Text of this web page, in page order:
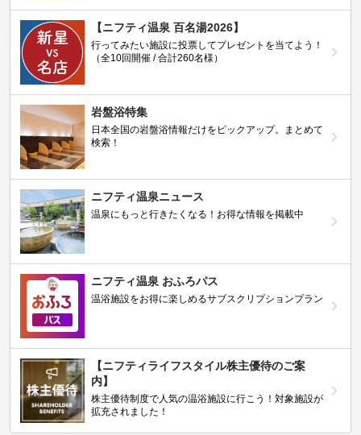
【ニフティ温泉 百名湯2026】
行ってみたい施設に投票してプレゼントを当てよう！
（全10回開催 / 合計260名様）
岩盤浴特集
日本全国の岩盤浴情報だけをピックアップ。まとめて
検索！
ニフティ温泉ニュース
温泉にもっと行きたくなる！お得な情報を掲載中
ニフティ温泉 おふろパス
温浴施設をお得に楽しめるサブスクリプションプラン
【ニフティライフスタイル株主優待のご案
内】
株主優待制度で人気の温浴施設に行こう！対象施設が
拡充されました！